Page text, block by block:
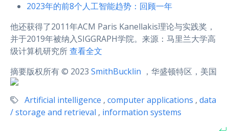
2023年的前8个人工智能趋势：回顾一年
他还获得了2011年ACM Paris Kanellakis理论与实践奖，
并于2019年被纳入SIGGRAPH学院。来源：马里兰大学高
级计算机研究所查看全文
摘要版权所有 © 2023 SmithBucklin ，华盛顿特区，美国
Artificial intelligence , computer applications , data
/ storage and retrieval , information systems